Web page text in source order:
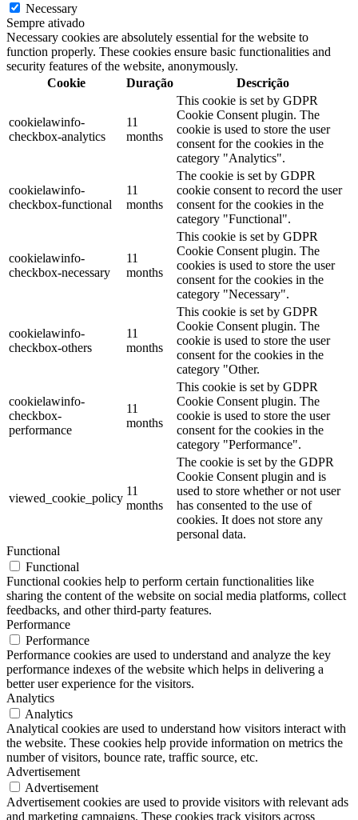
Necessary
Sempre ativado
Necessary cookies are absolutely essential for the website to
function properly. These cookies ensure basic functionalities and
security features of the website, anonymously.
Cookie
Duração Descrição
cookielawinfo-
checkbox-analytics
11
months
This cookie is set by GDPR
Cookie Consent plugin. The
cookie is used to store the user
consent for the cookies in the
category "Analytics".
cookielawinfo-
checkbox-functional
11
months
The cookie is set by GDPR
cookie consent to record the user
consent for the cookies in the
category "Functional".
cookielawinfo-
checkbox-necessary
11
months
This cookie is set by GDPR
Cookie Consent plugin. The
cookies is used to store the user
consent for the cookies in the
category "Necessary".
cookielawinfo-
checkbox-others
11
months
This cookie is set by GDPR
Cookie Consent plugin. The
cookie is used to store the user
consent for the cookies in the
category "Other.
cookielawinfo-
checkbox-
performance
11
months
This cookie is set by GDPR
Cookie Consent plugin. The
cookie is used to store the user
consent for the cookies in the
category "Performance".
viewed_cookie_policy
11
months
The cookie is set by the GDPR
Cookie Consent plugin and is
used to store whether or not user
has consented to the use of
cookies. It does not store any
personal data.
Functional
Functional
Functional cookies help to perform certain functionalities like
sharing the content of the website on social media platforms, collect
feedbacks, and other third-party features.
Performance
Performance
Performance cookies are used to understand and analyze the key
performance indexes of the website which helps in delivering a
better user experience for the visitors.
Analytics
Analytics
Analytical cookies are used to understand how visitors interact with
the website. These cookies help provide information on metrics the
number of visitors, bounce rate, traffic source, etc.
Advertisement
Advertisement
Advertisement cookies are used to provide visitors with relevant ads
and marketing campaigns. These cookies track visitors across